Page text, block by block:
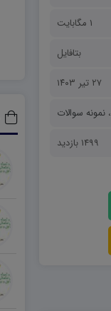
1 مگابایت
بتافایل
۲۷ تیر ۱۴۰۳
،نمونه سوالات
1499 بازدید